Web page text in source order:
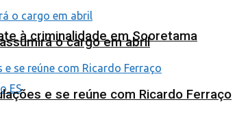
à criminalidade em Sooretama
o cargo em abril
e se reúne com Ricardo Ferraço